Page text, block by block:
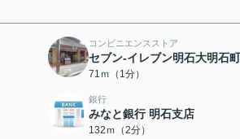
コンビニエンスストア
セブン-イレブン明石大明石
71ｍ（1分）
銀行
みなと銀行 明石支店
132ｍ（2分）